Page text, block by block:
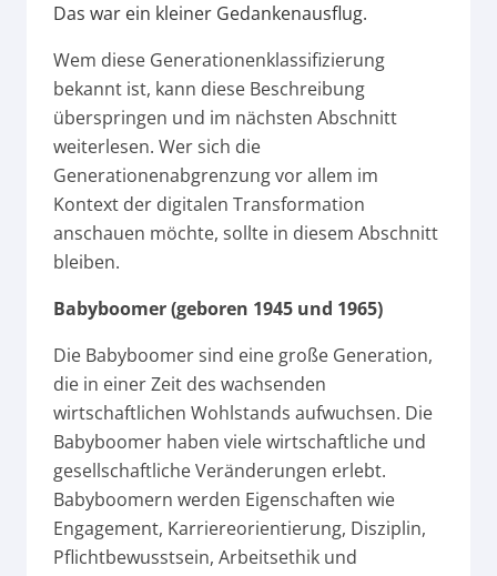
Das war ein kleiner Gedankenausflug.
Wem diese Generationenklassifizierung
bekannt ist, kann diese Beschreibung
überspringen und im nächsten Abschnitt
weiterlesen. Wer sich die
Generationenabgrenzung vor allem im
Kontext der digitalen Transformation
anschauen möchte, sollte in diesem Abschnitt
bleiben.
Babyboomer (geboren 1945 und 1965)
Die Babyboomer sind eine große Generation,
die in einer Zeit des wachsenden
wirtschaftlichen Wohlstands aufwuchsen. Die
Babyboomer haben viele wirtschaftliche und
gesellschaftliche Veränderungen erlebt.
Babyboomern werden Eigenschaften wie
Engagement, Karriereorientierung, Disziplin,
Pflichtbewusstsein, Arbeitsethik und